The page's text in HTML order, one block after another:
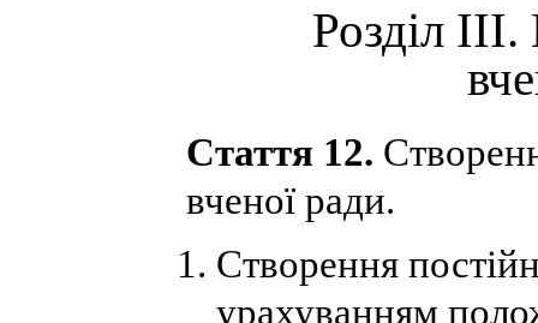
Розділ
Стаття 12.
вченої ради.
Створення
урахуванням